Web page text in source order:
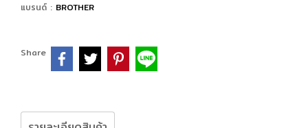
แบรนด์ : BROTHER
Share